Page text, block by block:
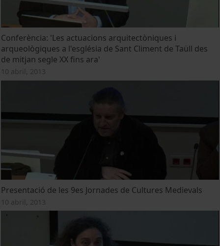
Conferència: 'Les actuacions arquitectòniques i
arqueològiques a l'església de Sant Climent de Taüll des
de mitjan segle XX fins ara'
10 abril, 2013
Presentació de les 9es Jornades de Cultures Medievals
10 abril, 2013